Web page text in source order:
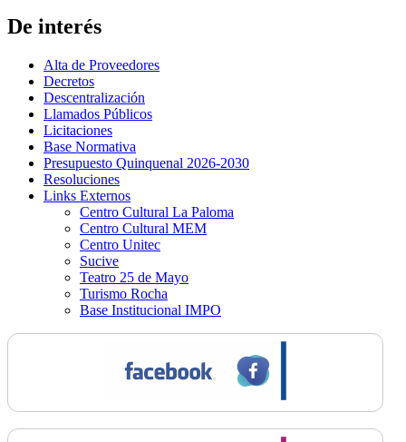
De interés
Alta de Proveedores
Decretos
Descentralización
Llamados Públicos
Licitaciones
Base Normativa
Presupuesto Quinquenal 2026-2030
Resoluciones
Links Externos
Centro Cultural La Paloma
Centro Cultural MEM
Centro Unitec
Sucive
Teatro 25 de Mayo
Turismo Rocha
Base Institucional IMPO